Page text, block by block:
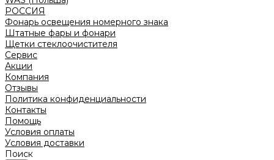
РОССИЯ
Фонарь освещения номерного знака
Штатные фары и фонари
Щетки стеклоочистителя
Сервис
Акции
Компания
Отзывы
Политика конфиденциальности
Контакты
Помощь
Условия оплаты
Условия доставки
Поиск